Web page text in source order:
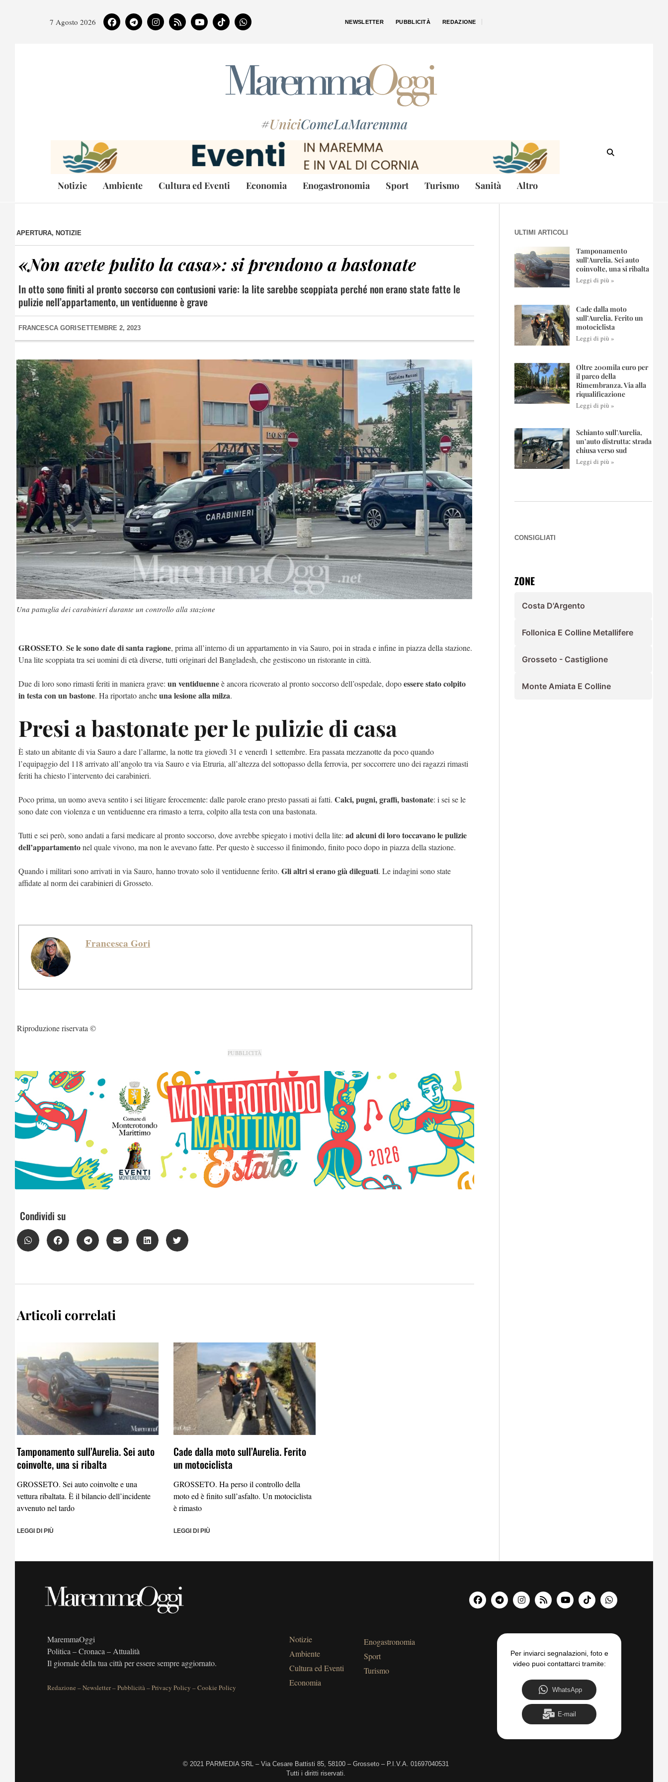
7 Agosto 2026 NEWSLETTER PUBBLICITÀ REDAZIONE
#UniciComeLaMaremma
Notizie Ambiente Cultura ed Eventi Economia Enogastronomia Sport Turismo Sanità Altro
APERTURA, NOTIZIE
«Non avete pulito la casa»: si prendono a bastonate
In otto sono finiti al pronto soccorso con contusioni varie: la lite sarebbe scoppiata perché non erano state fatte le
pulizie nell’appartamento, un ventiduenne è grave
FRANCESCA GORI SETTEMBRE 2, 2023
Una pattuglia dei carabinieri durante un controllo alla stazione
GROSSETO. Se le sono date di santa ragione, prima all’interno di un appartamento in via Sauro, poi in strada e infine in piazza della stazione.
Una lite scoppiata tra sei uomini di età diverse, tutti originari del Bangladesh, che gestiscono un ristorante in città.
Due di loro sono rimasti feriti in maniera grave: un ventiduenneè ancora ricoverato al pronto soccorso dell’ospedale, dopoessere stato colpito
in testa con un bastone. Ha riportato ancheuna lesione alla milza.
Presi a bastonate per le pulizie di casa
È stato un abitante di via Sauro a dare l’allarme, la notte tra giovedì 31 e venerdì 1 settembre. Era passata mezzanotte da poco quando
l’equipaggio del 118 arrivato all’angolo tra via Sauro e via Etruria, all’altezza del sottopasso della ferrovia, per soccorrere uno dei ragazzi rimasti
feriti ha chiesto l’intervento dei carabinieri.
Poco prima, un uomo aveva sentito i sei litigare ferocemente: dalle parole erano presto passati ai fatti. Calci, pugni, graffi, bastonate: i sei se le
sono date con violenza e un ventiduenne era rimasto a terra, colpito alla testa con una bastonata.
Tutti e sei però, sono andati a farsi medicare al pronto soccorso, dove avrebbe spiegato i motivi della lite: ad alcuni di loro toccavano le pulizie
dell’appartamentonel quale vivono, ma non le avevano fatte. Per questo è successo il finimondo, finito poco dopo in piazza della stazione.
Quando i militari sono arrivati in via Sauro, hanno trovato solo il ventiduenne ferito. Gli altri si erano già dileguati. Le indagini sono state
affidate al norm dei carabinieri di Grosseto.
Francesca Gori
Riproduzione riservata ©
PUBBLICITÀ
Condividi su
Articoli correlati
Tamponamento sull’Aurelia. Sei auto
coinvolte, una si ribalta
GROSSETO. Sei auto coinvolte e una
vettura ribaltata. È il bilancio dell’incidente
avvenuto nel tardo
LEGGI DI PIÙ
Cade dalla moto sull’Aurelia. Ferito
un motociclista
GROSSETO. Ha perso il controllo della
moto ed è finito sull’asfalto. Un motociclista
è rimasto
LEGGI DI PIÙ
ULTIMI ARTICOLI
Tamponamento
sull’Aurelia. Sei auto
coinvolte, una si ribalta
Leggi di più »
Cade dalla moto
sull’Aurelia. Ferito un
motociclista
Leggi di più »
Oltre 200mila euro per
il parco della
Rimembranza. Via alla
riqualificazione
Leggi di più »
Schianto sull’Aurelia,
un’auto distrutta: strada
chiusa verso sud
Leggi di più »
CONSIGLIATI
ZONE
Costa D'Argento
Follonica E Colline Metallifere
Grosseto - Castiglione
Monte Amiata E Colline
MaremmaOggi
Politica – Cronaca – Attualità
Il giornale della tua città per essere sempre aggiornato.
Redazione –Newsletter–Pubblicità–Privacy Policy –Cookie Policy
Notizie
Ambiente
Cultura ed Eventi
Economia
Enogastronomia
Sport
Turismo
Per inviarci segnalazioni, foto e
video puoi contattarci tramite:
WhatsApp
E-mail
© 2021 PARMEDIA SRL – Via Cesare Battisti 85, 58100 – Grosseto – P.I.V.A. 01697040531
Tutti i diritti riservati.